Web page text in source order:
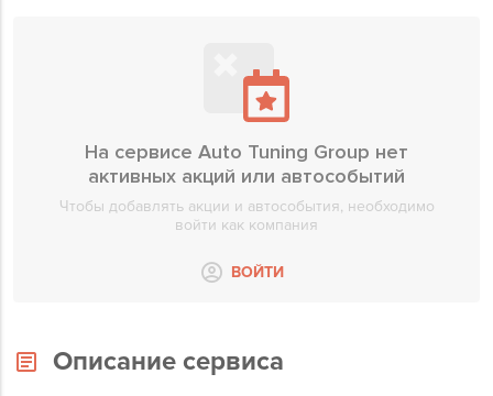
На сервисе Auto Tuning Group нет
активных акций или автособытий
Чтобы добавлять акции и автособытия, необходимо
войти как компания
ВОЙТИ
Описание сервиса